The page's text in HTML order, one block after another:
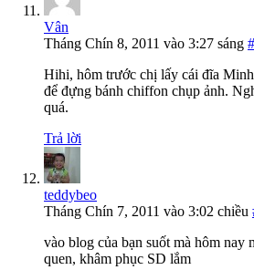
Vân
Tháng Chín 8, 2011 vào 3:27 sáng #
Hihi, hôm trước chị lấy cái đĩa
để đựng bánh chiffon chụp ảnh.
quá.
Trả lời
teddybeo
Tháng Chín 7, 2011 vào 3:02 chiều
vào blog của bạn suốt mà hôm nay
quen, khâm phục SD lắm